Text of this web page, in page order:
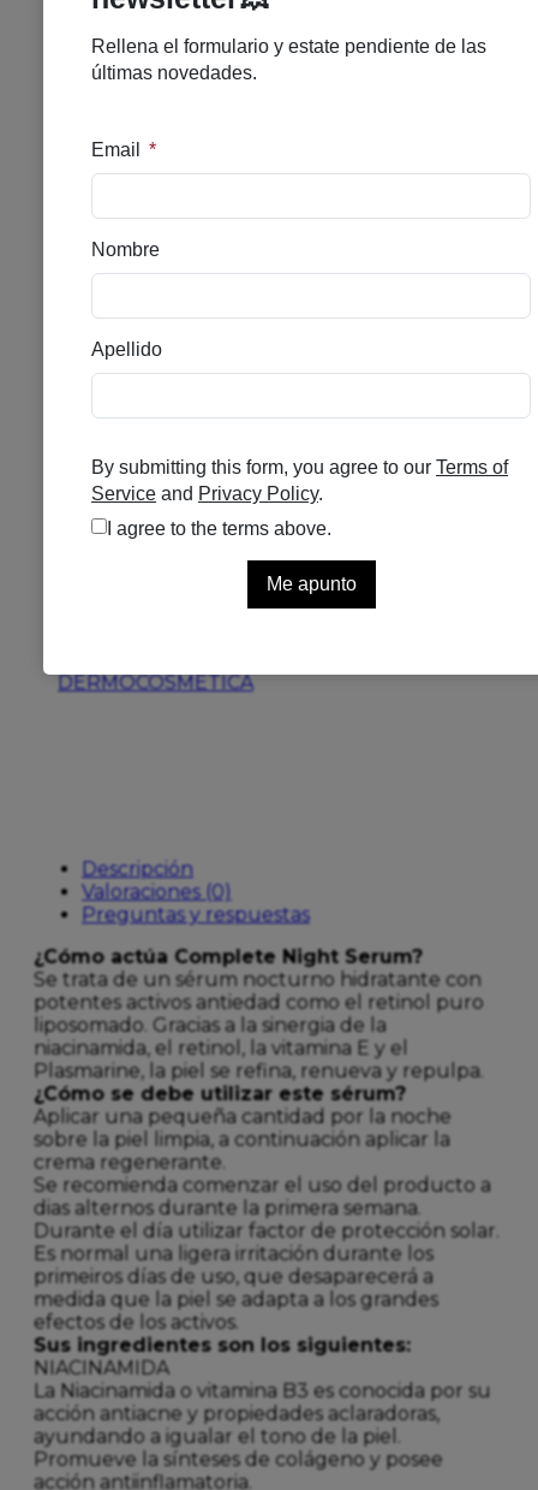
COMPLETE NIGHT SERUM
SKINPERFECTION BY
BLUEVERT
Se el primero en puntuar
Sin existencias
50,00€
Sérum Para Uso Nocturno Hidratante,
Que Refina, Renueva Y Repulpa La Piel.
DERMOCOSMETICA
Descripción
Valoraciones (0)
Preguntas y respuestas
¿Cómo actúa Complete Night Serum?
Se trata de un sérum nocturno hidratante con
potentes activos antiedad como el retinol puro
liposomado. Gracias a la sinergia de la
niacinamida, el retinol, la vitamina E y el
Plasmarine, la piel se refina, renueva y repulpa.
¿Cómo se debe utilizar este sérum?
Aplicar una pequeña cantidad por la noche
sobre la piel limpia, a continuación aplicar la
crema regenerante.
Se recomienda comenzar el uso del producto a
dias alternos durante la primera semana.
Durante el día utilizar factor de protección solar.
Es normal una ligera irritación durante los
primeiros días de uso, que desaparecerá a
medida que la piel se adapta a los grandes
efectos de los activos.
Sus ingredientes son los siguientes:
NIACINAMIDA
La Niacinamida o vitamina B3 es conocida por su
acción antiacne y propiedades aclaradoras,
ayundando a igualar el tono de la piel.
Promueve la sínteses de colágeno y posee
acción antiinflamatoria.